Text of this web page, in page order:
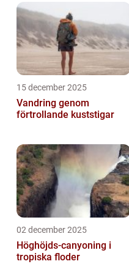
15 december 2025
Vandring genom
förtrollande kuststigar
02 december 2025
Höghöjds-canyoning i
tropiska floder